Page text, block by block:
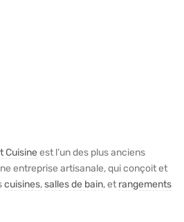
Cuisine est l’un des plus anciens
entreprise artisanale, qui conçoit et
cuisines,salles de bain, et rangements